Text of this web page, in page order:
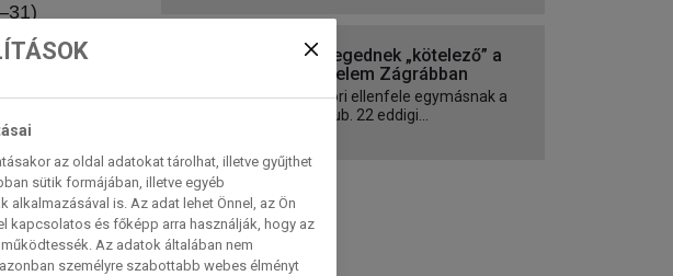
31)
hogy egy
a
sikerül
van, és
A Szegednek „kötelező” a
győzelem Zágrábban
Gyakori ellenfele egymásnak a
két klub. 22 eddigi...
az oldal adatokat tárolhat, illetve gyűjthet
sütik formájában, illetve egyéb
is. Az adat lehet Önnel, az Ön
kapcsolatos és főképp arra használják, hogy az
Az adatok általában nem
személyre szabottabb webes élményt